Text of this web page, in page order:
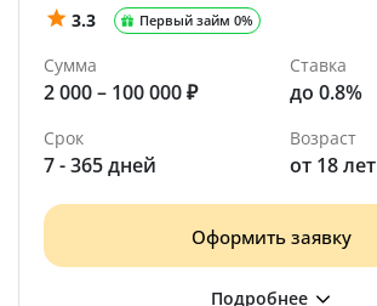
3.3 Первый займ 0%
Сумма
2 000 – 100 000 ₽
Ставка
до 0.8%
Срок
7 - 365 дней
Возраст
от 18 лет
Оформить заявку